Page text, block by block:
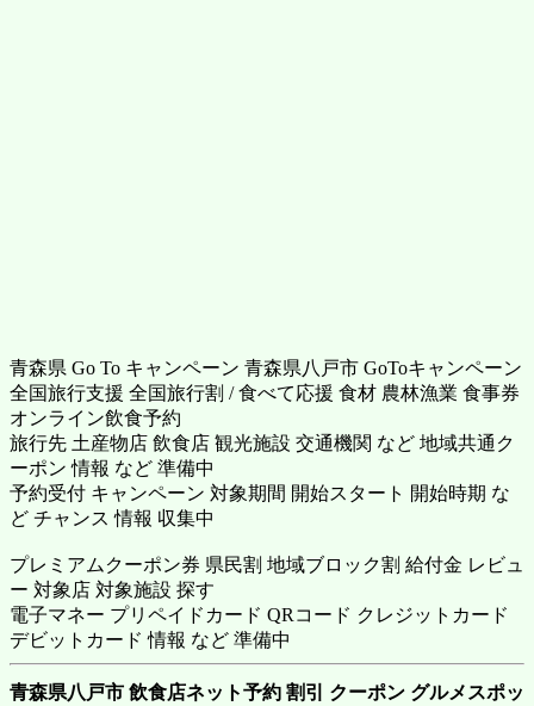
青森県 Go To キャンペーン 青森県八戸市 GoToキャンペーン
全国旅行支援 全国旅行割 / 食べて応援 食材 農林漁業 食事券
オンライン飲食予約
旅行先 土産物店 飲食店 観光施設 交通機関 など 地域共通ク
ーポン 情報 など 準備中
予約受付 キャンペーン 対象期間 開始スタート 開始時期 な
ど チャンス 情報 収集中
プレミアムクーポン券 県民割 地域ブロック割 給付金 レビュ
ー 対象店 対象施設 探す
電子マネー プリペイドカード QRコード クレジットカード
デビットカード 情報 など 準備中
青森県八戸市 飲食店ネット予約 割引 クーポン グルメスポッ